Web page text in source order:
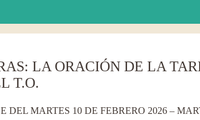
LA ORACIÓN DE LA
T.O.
MARTES 10 DE FEBRERO 2026 –